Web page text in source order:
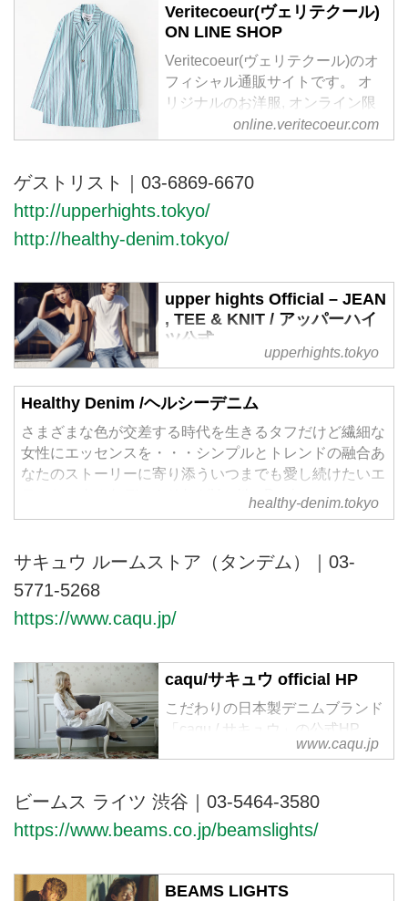
Veritecoeur(ヴェリテクール)
ON LINE SHOP
Veritecoeur(ヴェリテクール)のオ
フィシャル通販サイトです。 オ
リジナルのお洋服, オンライン限
定商品、ご予約販売、 メールマ
ガジンの配信。
online.veritecoeur.com
ゲストリスト｜03-6869-6670
http://upperhights.tokyo/
http://healthy-denim.tokyo/
upper hights Official – JEAN
, TEE & KNIT / アッパーハイ
ツ公式
upper hightsは2014年6月に立ち
上がったDENIM（デニム）を中
心としたTOKYOのブランド。
upper hights のコレクションは
【SIMPLE】かつ【STYLISH】が
テーマ。それを表現するために、
生地、フィット、デザインを細部
まで計算し構築します。SIMPLE
【SURPRISE】。これが表現で
きない限りコレクションは生まれ
WEARとしてのDENIM（デニ
練され【SOPHISTICATED】...
upperhights.tokyo
Healthy Denim /ヘルシーデニム
さまざまな色が交差する時代を生きるタフだけど繊細な
女性にエッセンスを・・・シンプルとトレンドの融合あ
なたのストーリーに寄り添ういつまでも愛し続けたいエ
モーショナルなデニムそれがHealthy Denim。
healthy-denim.tokyo
サキュウ ルームストア（タンデム）｜03-
5771-5268
https://www.caqu.jp/
caqu/サキュウ official HP
こだわりの日本製デニムブランド
「caqu / サキュウ」の公式HP
www.caqu.jp
ビームス ライツ 渋谷｜03-5464-3580
https://www.beams.co.jp/beamslights/
BEAMS LIGHTS